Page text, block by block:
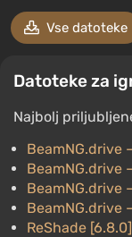
Vse datoteke
Datoteke za
Najbolj
BeamNG.drive
BeamNG.drive
BeamNG.drive
BeamNG.drive
ReShade [6.8.0]